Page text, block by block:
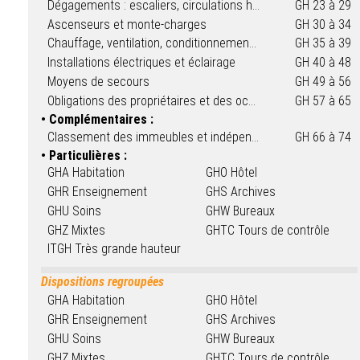
Dégagements : escaliers, circulations horizontales et portes
GH 23 à 29
Ascenseurs et monte-charges
GH 30 à 34
Chauffage, ventilation, conditionnement d'air et installation d'appareils de cuisson et de réchauffage destinés à la restauration
GH 35 à 39
Installations électriques et éclairage
GH 40 à 48
Moyens de secours
GH 49 à 56
GH 57 à 65
Complémentaires :
GH 66 à 74
Particulières :
GHA Habitation
GHO Hôtel
GHR Enseignement
GHS Archives
GHU Soins
GHW Bureaux
GHZ Mixtes
GHTC Tours de contrôle
ITGH Très grande hauteur
Dispositions regroupées
GHA Habitation
GHO Hôtel
GHR Enseignement
GHS Archives
GHU Soins
GHW Bureaux